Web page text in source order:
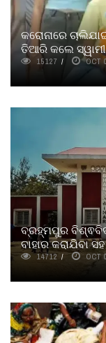
କରୋନାରେ
ତିଆରି କଲେ ସ୍ୱାମୀ
15127 OCT
ବ୍ରହ୍ମପୁର
ବାହାର କରାଯିବା
14712 OCT